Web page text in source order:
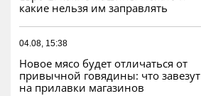
какие нельзя им заправлять
04.08, 15:38
Новое мясо будет отличаться от
привычной говядины: что завезут
на прилавки магазинов